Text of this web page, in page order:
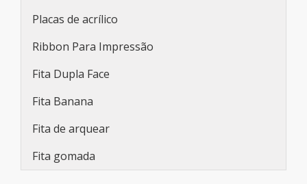
Placas de acrílico
Ribbon Para Impressão
Fita Dupla Face
Fita Banana
Fita de arquear
Fita gomada